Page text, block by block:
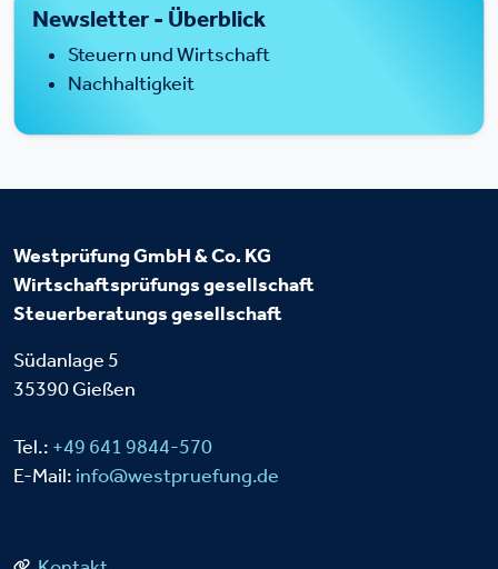
Newsletter - Überblick
Steuern und Wirtschaft
Nachhaltigkeit
Westprüfung GmbH & Co. KG
Wirtschaftsprüfungsgesellschaft
Steuerberatungsgesellschaft
Südanlage 5
35390 Gießen
Tel.: +49 641 9844-570
E-Mail: info@westpruefung.de